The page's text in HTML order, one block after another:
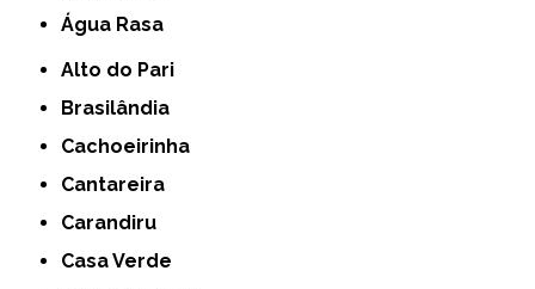
Água Rasa
Alto do Pari
Brasilândia
Cachoeirinha
Cantareira
Carandiru
Casa Verde